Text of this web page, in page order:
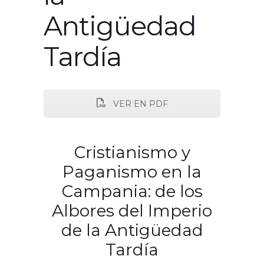
Antigüedad
Tardía
VER EN PDF
Cristianismo y
Paganismo en la
Campania: de los
Albores del Imperio
de la Antigüedad
Tardía